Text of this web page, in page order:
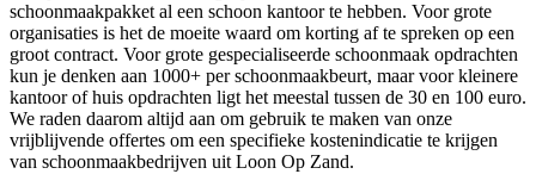
schoonmaakpakket al een schoon kantoor te hebben. Voor grote
organisaties is het de moeite waard om korting af te spreken op een
groot contract. Voor grote gespecialiseerde schoonmaak opdrachten
kun je denken aan 1000+ per schoonmaakbeurt, maar voor kleinere
kantoor of huis opdrachten ligt het meestal tussen de 30 en 100 euro.
We raden daarom altijd aan om gebruik te maken van onze
vrijblijvende offertes om een specifieke kostenindicatie te krijgen
van schoonmaakbedrijven uit Loon Op Zand.